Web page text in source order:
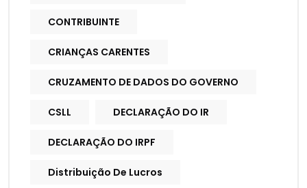
CONTRIBUINTE
CRIANÇAS CARENTES
CRUZAMENTO DE DADOS DO GOVERNO
CSLL DECLARAÇÃO DO IR
DECLARAÇÃO DO IRPF
Distribuição De Lucros